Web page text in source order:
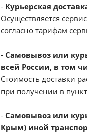
- Курьерская
Осуществляется
согласно тарифам
- Самовывоз или
всей России, в том
Стоимость доставки
при получении в
- Самовывоз или
Крым) иной